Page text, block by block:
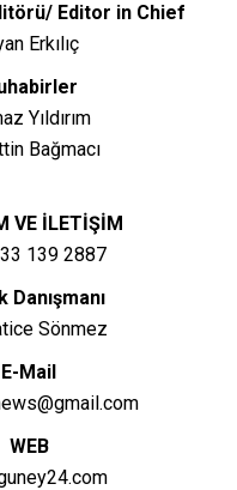
Editor in Chief
Erkılıç
Yıldırım
Bağmacı
VE İLETİŞİM
139 2887
Danışmanı
Sönmez
E-Mail
WEB